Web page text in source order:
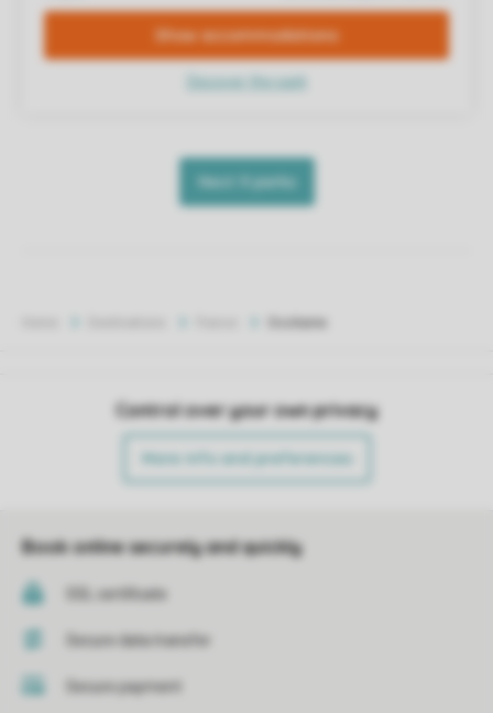
Control over your own privacy
More info and preferences
Book online securely and quickly
SSL certificate
Secure data transfer
Secure payment